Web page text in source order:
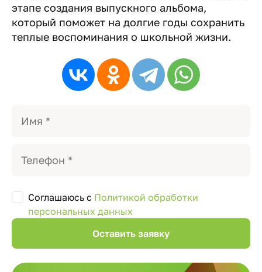
этапе создания выпускного альбома,
который поможет на долгие годы сохранить
теплые воспоминания о школьной жизни.
Соглашаюсь с Политикой обработки
персональных данных